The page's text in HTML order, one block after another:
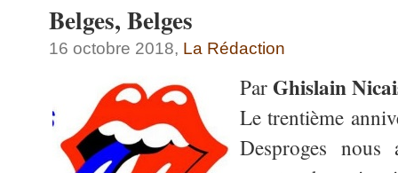
Belges, Belges
16 octobre 2018, La Rédaction
ParGhislain
Le trentième
Desproges